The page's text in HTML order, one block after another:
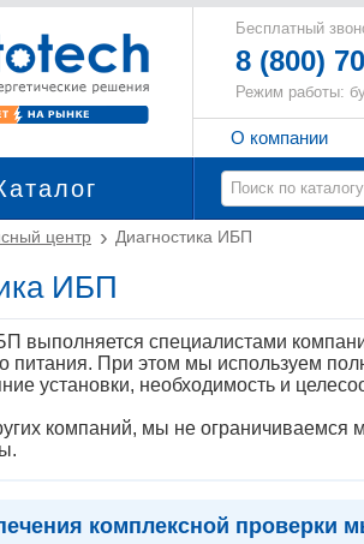
Бесплатный
8 (800)
Режим работы:
О компании
центр Диагностика ИБП
ИБП
выполняется специалистами
питания. При этом мы используем
установки, необходимость и
компаний, мы не
комплексной проверки